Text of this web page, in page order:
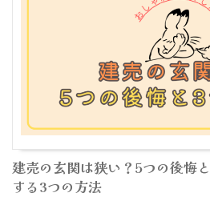
建売の玄関は狭い？5つの後悔
する3つの方法